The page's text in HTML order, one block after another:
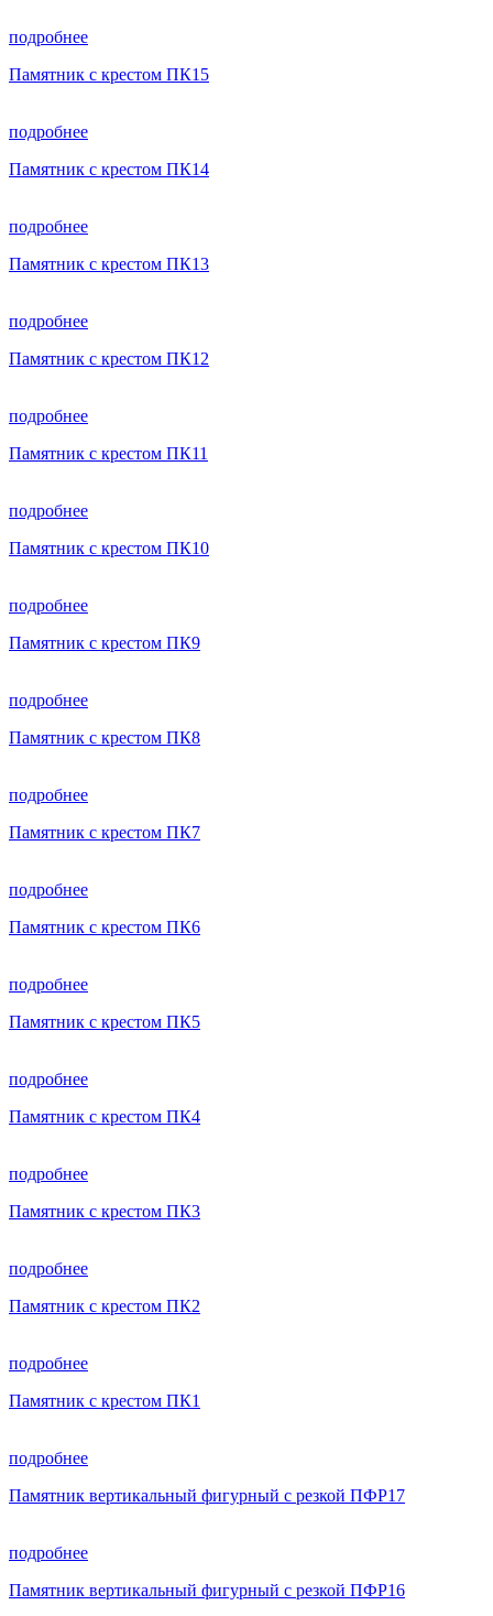
подробнее
Памятник с крестом ПК15
подробнее
Памятник с крестом ПК14
подробнее
Памятник с крестом ПК13
подробнее
Памятник с крестом ПК12
подробнее
Памятник с крестом ПК11
подробнее
Памятник с крестом ПК10
подробнее
Памятник с крестом ПК9
подробнее
Памятник с крестом ПК8
подробнее
Памятник с крестом ПК7
подробнее
Памятник с крестом ПК6
подробнее
Памятник с крестом ПК5
подробнее
Памятник с крестом ПК4
подробнее
Памятник с крестом ПК3
подробнее
Памятник с крестом ПК2
подробнее
Памятник с крестом ПК1
подробнее
Памятник вертикальный фигурный с резкой ПФР17
подробнее
Памятник вертикальный фигурный с резкой ПФР16